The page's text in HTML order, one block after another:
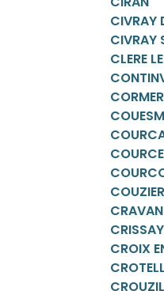
CIVRAY
CIVRAY
CLERE
CROIX